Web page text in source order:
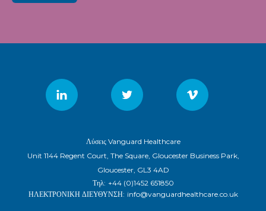
Λύσεις Vanguard Healthcare
Unit 1144 Regent Court, The Square, Gloucester Business Park,
Gloucester, GL3 4AD
Τηλ: +44 (0)1452 651850
ΗΛΕΚΤΡΟΝΙΚΗ ΔΙΕΥΘΥΝΣΗ: info@vanguardhealthcare.co.uk